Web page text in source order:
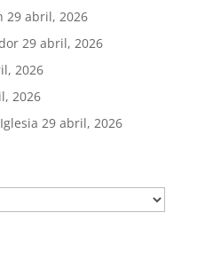
29 abril, 2026
29 abril, 2026
2026
2026
29 abril, 2026